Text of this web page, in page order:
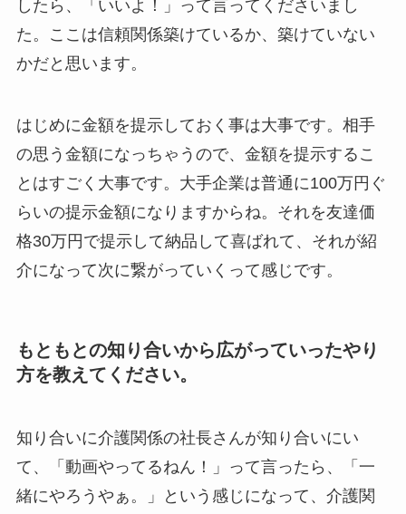
したら、「いいよ！」って言ってくださいまし
た。ここは信頼関係築けているか、築けていない
かだと思います。
はじめに金額を提示しておく事は大事です。相手
の思う金額になっちゃうので、金額を提示するこ
とはすごく大事です。大手企業は普通に100万円ぐ
らいの提示金額になりますからね。それを友達価
格30万円で提示して納品して喜ばれて、それが紹
介になって次に繋がっていくって感じです。
もともとの知り合いから広がっていったやり
方を教えてください。
知り合いに介護関係の社長さんが知り合いにい
て、「動画やってるねん！」って言ったら、「一
緒にやろうやぁ。」という感じになって、介護関